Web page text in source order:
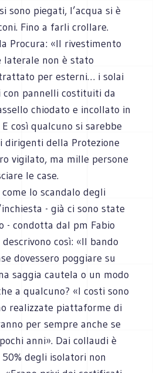
sono piegati, l’acqua si è
Fino a farli crollare.
Procura: «Il rivestimento
non è stato
per esterni… i solai
pannelli costituiti da
chiodato e incollato in
così qualcuno si sarebbe
della Protezione
vigilato, ma mille persone
le case.
lo scandalo degli
- già ci sono state
- condotta dal pm Fabio
così: «Il bando
dovessero poggiare su
saggia cautela o un modo
a qualcuno? «I costi sono
realizzate piattaforme di
per sempre anche se
anni». Dai collaudi è
degli isolatori non